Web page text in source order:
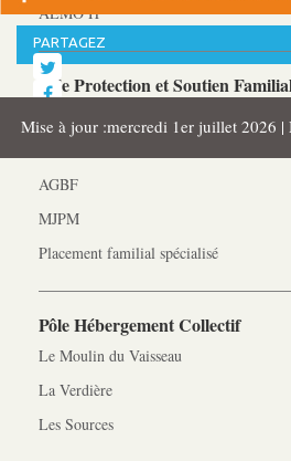
AEMO H
Pôle Protection et Soutien
AGBF
MJPM
Placement familial spécialisé
Pôle Hébergement Collectif
Le Moulin du Vaisseau
La Verdière
Les Sources
PARTAGEZ
Mise à jour :mercredi 1er juillet 2026 |